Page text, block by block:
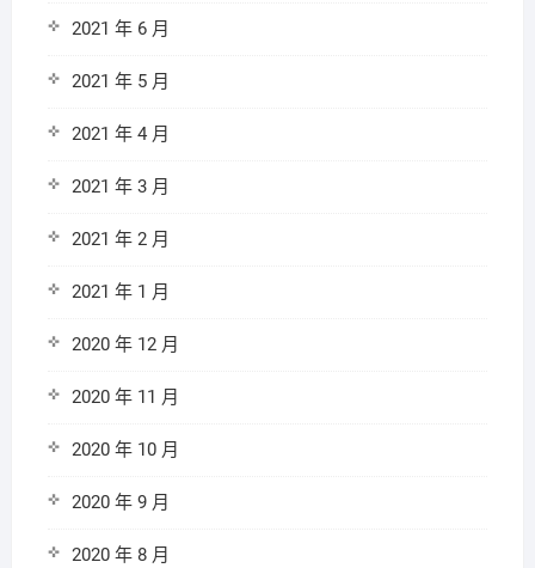
2021 年 6 月
2021 年 5 月
2021 年 4 月
2021 年 3 月
2021 年 2 月
2021 年 1 月
2020 年 12 月
2020 年 11 月
2020 年 10 月
2020 年 9 月
2020 年 8 月